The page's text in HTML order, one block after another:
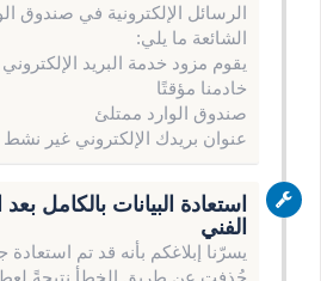
الرسائل الإلكترونية في صندوق
الشائعة ما يلي:
يقوم مزود خدمة البريد
خادمنا مؤقتًا
صندوق الوارد ممتلئ
عنوان بريدك الإلكتروني غير نشط
استعادة البيانات بالكامل
الفني
يسرّنا إبلاغكم بأنه قد تم
حُذفت عن طريق الخطأ نتيجةً